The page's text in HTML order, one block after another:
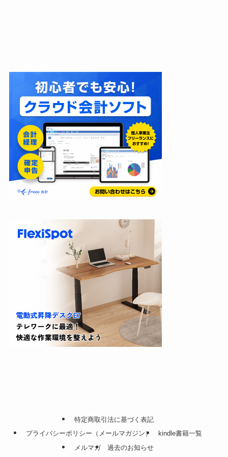
特定商取引法に基づく表記
プライバシーポリシー（メールマガジン）
kindle書籍一覧
メルマガ
過去のお知らせ